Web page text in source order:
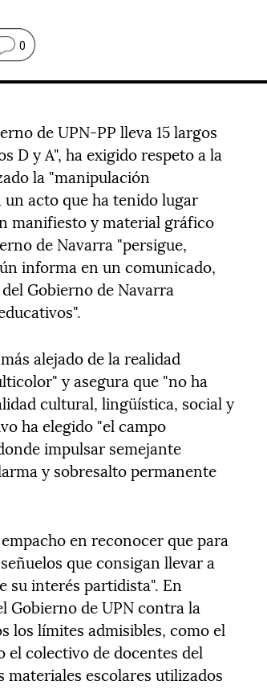
0
de UPN-PP lleva 15 largos
D y A", ha exigido respeto a la
la "manipulación
acto que ha tenido lugar
manifiesto y material gráfico
de Navarra "persigue,
informa en un comunicado,
Gobierno de Navarra
alejado de la realidad
y asegura que "no ha
cultural, lingüística, social y
ha elegido "el campo
impulsar semejante
y sobresalto permanente
en reconocer que para
que consigan llevar a
su interés partidista". En
Gobierno de UPN contra la
los límites admisibles, como el
el colectivo de docentes del
escolares utilizados